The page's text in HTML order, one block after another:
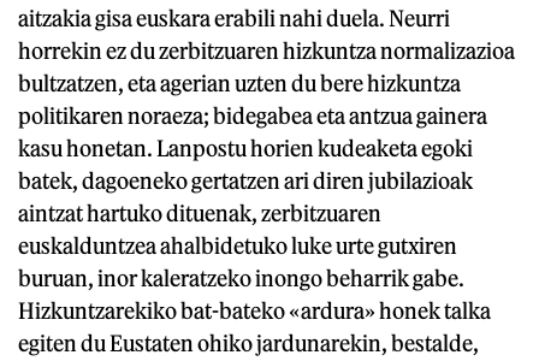
aitzakia gisa euskara erabili nahi duela. Neurri
horrekin ez du zerbitzuaren hizkuntza normalizazioa
bultzatzen, eta agerian uzten du bere hizkuntza
politikaren noraeza; bidegabea eta antzua gainera
kasu honetan. Lanpostu horien kudeaketa egoki
batek, dagoeneko gertatzen ari diren jubilazioak
aintzat hartuko dituenak, zerbitzuaren
euskalduntzea ahalbidetuko luke urte gutxiren
buruan, inor kaleratzeko inongo beharrik gabe.
Hizkuntzarekiko bat-bateko «ardura» honek talka
egiten du Eustaten ohiko jardunarekin, bestalde,